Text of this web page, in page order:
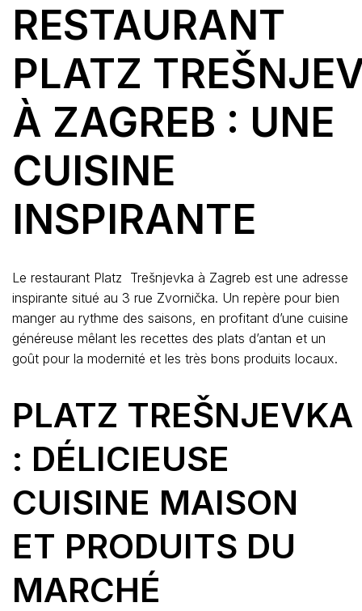
RESTAURANT
PLATZ
À ZAGREB : UNE
CUISINE
INSPIRANTE
Le restaurant Platz Trešnjevka à Zagreb est une adresse
inspirante situé au 3 rue Zvornička. Un repère pour bien
manger au rythme des saisons, en profitant d’une cuisine
généreuse mêlant les recettes des plats d’antan et un
goût pour la modernité et les très bons produits locaux.
PLATZ TREŠNJEVKA
: DÉLICIEUSE
CUISINE MAISON
ET PRODUITS DU
MARCHÉ